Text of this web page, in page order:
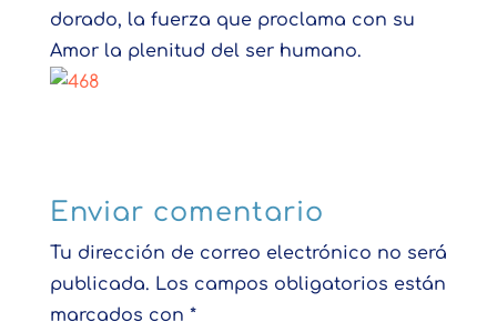
dorado, la fuerza que proclama con su
Amor la plenitud del ser humano.
Enviar comentario
Tu dirección de correo electrónico no será
publicada. Los campos obligatorios están
marcados con *